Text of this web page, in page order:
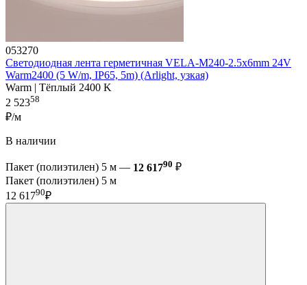
053270
Светодиодная лента герметичная VELA-M240-2.5x6mm 24V
Warm2400 (5 W/m, IP65, 5m) (Arlight, узкая)
Warm | Тёплый 2400 K
2 52358
₽/м
В наличии
Пакет (полиэтилен) 5 м — 12 61790 ₽
Пакет (полиэтилен) 5 м
12 61790₽